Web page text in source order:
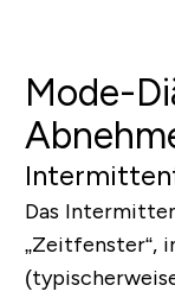
Mode-
Das
„Zeitfenster“,